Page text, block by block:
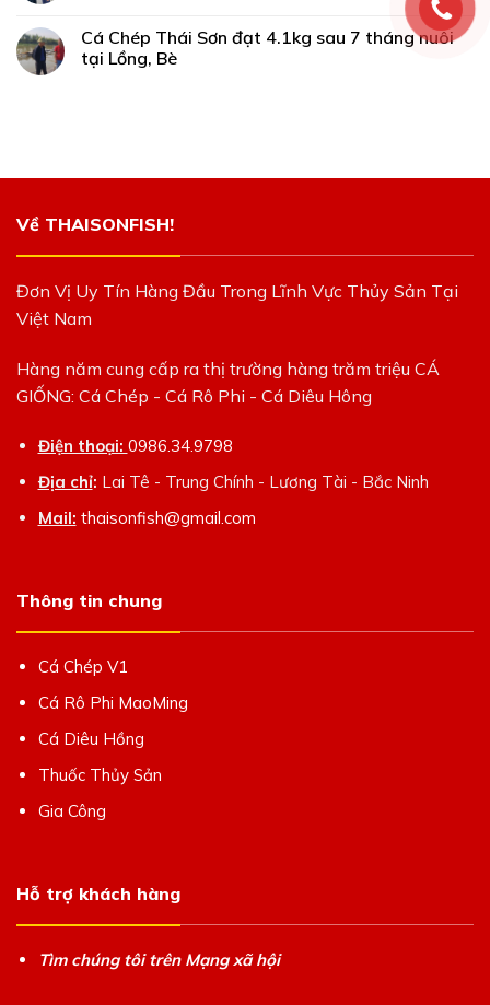
Cá Chép Thái Sơn đạt 4.1kg sau 7 tháng nuôi
tại Lồng, Bè
Về THAISONFISH!
Đơn Vị Uy Tín Hàng Đầu Trong Lĩnh Vực Thủy Sản Tại
Việt Nam
Hàng năm cung cấp ra thị trường hàng trăm triệu CÁ
GIỐNG: Cá Chép - Cá Rô Phi - Cá Diêu Hông
Điện thoại: 0986.34.9798
Địa chỉ: Lai Tê - Trung Chính - Lương Tài - Bắc Ninh
Mail: thaisonfish@gmail.com
Thông tin chung
Cá Chép V1
Cá Rô Phi MaoMing
Cá Diêu Hồng
Thuốc Thủy Sản
Gia Công
Hỗ trợ khách hàng
Tìm chúng tôi trên Mạng xã hội